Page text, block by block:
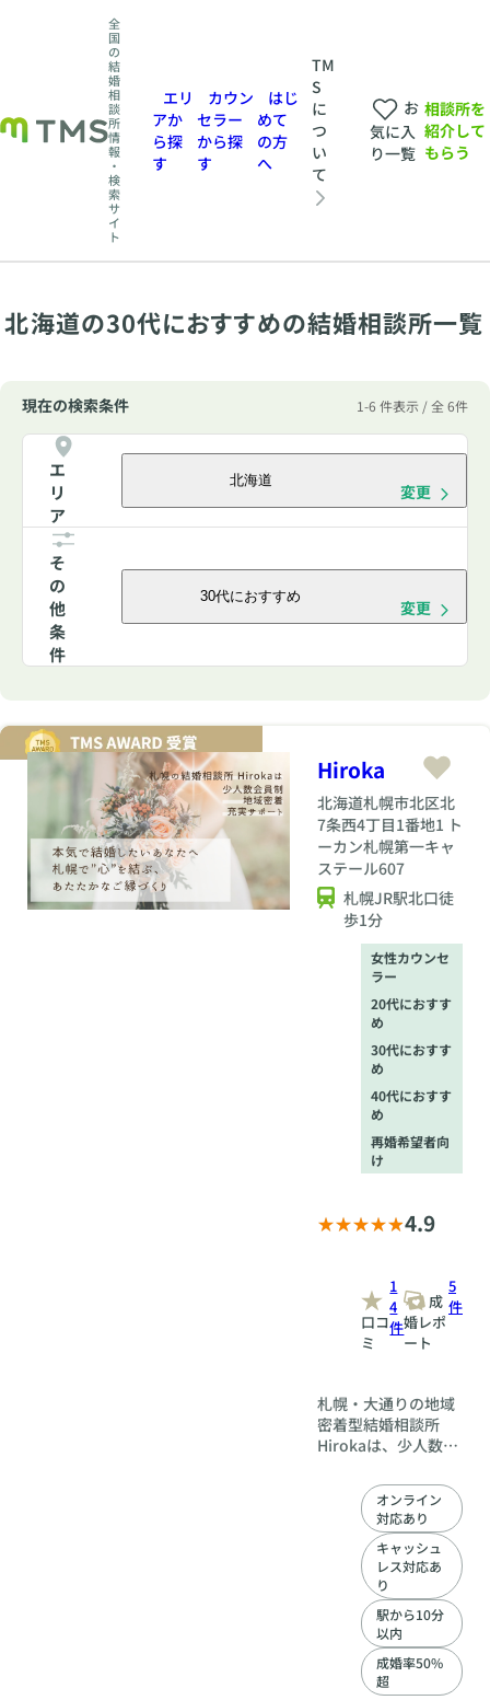
全
国
の
結
婚
相
談
所
情
報
・
検
索
サ
イ
ト
エリ
アか
ら探
す
カウン
セラー
から探
す
はじ
めて
の方
へ
TM
S
に
つ
い
て
お
気に入
り一覧
相談所を
紹介して
もらう
北海道の30代におすすめの結婚相談所一覧
現在の検索条件 1-6 件表示 / 全 6件
エ
リ
ア
北海道
変更
そ
の
他
条
件
30代におすすめ
変更
Hiroka
北海道札幌市北区北
7条西4丁目1番地1 ト
ーカン札幌第一キャ
ステール607
札幌JR駅北口徒
歩1分
女性カウンセ
ラー
20代におすす
め
30代におすす
め
40代におすす
め
再婚希望者向
け
4.9
口コ
ミ
1
4
件
成
婚レポ
ート
5
件
札幌・大通りの地域
密着型結婚相談所
Hirokaは、少人数定
で、ひとりひとりに
寄り添ったきめ細か
いサポートと、相談
から交際フォローま
でレスポンスの速さ
に自信があります。
「相談したのに連絡
が来ない」「他社で
は流れ作業のように
扱われた」という不
安を感じたことはあ
オンライン
対応あり
キャッシュ
レス対応あ
り
駅から10分
以内
成婚率50%
超